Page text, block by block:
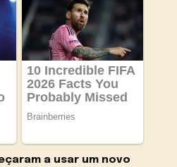
a usar um novo